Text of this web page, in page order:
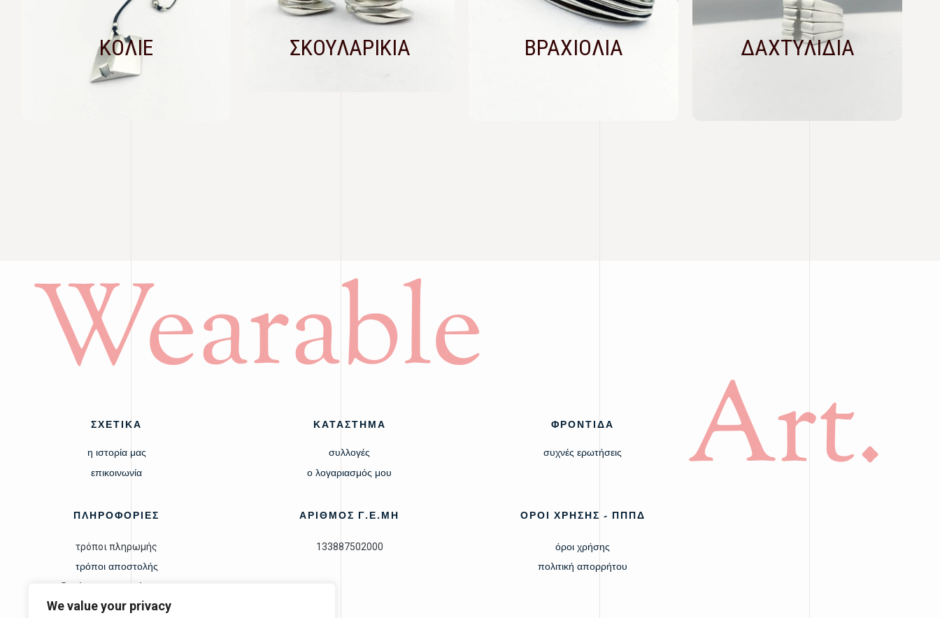
We value your privacy
ΚΟΛΙΕ ΣΚΟΥΛΑΡΙΚΙΑ ΒΡΑΧΙΟΛΙΑ ΔΑΧΤΥΛΙΔΙΑ
Wearable
Art.
ΣΧΕΤΙΚΑ
η ιστορία μας
επικοινωνία
ΚΑΤΑΣΤΗΜΑ
συλλογές
ο λογαριασμός μου
ΦΡΟΝΤΙΔΑ
συχνές ερωτήσεις
ΠΛΗΡΟΦΟΡΙΕΣ
τρόποι πληρωμής
τρόποι αποστολής
δικαίωμα υπαναχώρησης
ΑΡΙΘΜΟΣ Γ.Ε.ΜΗ
133887502000
ΟΡΟΙ ΧΡΗΣΗΣ - ΠΠΠΔ
όροι χρήσης
πολιτική απορρήτου